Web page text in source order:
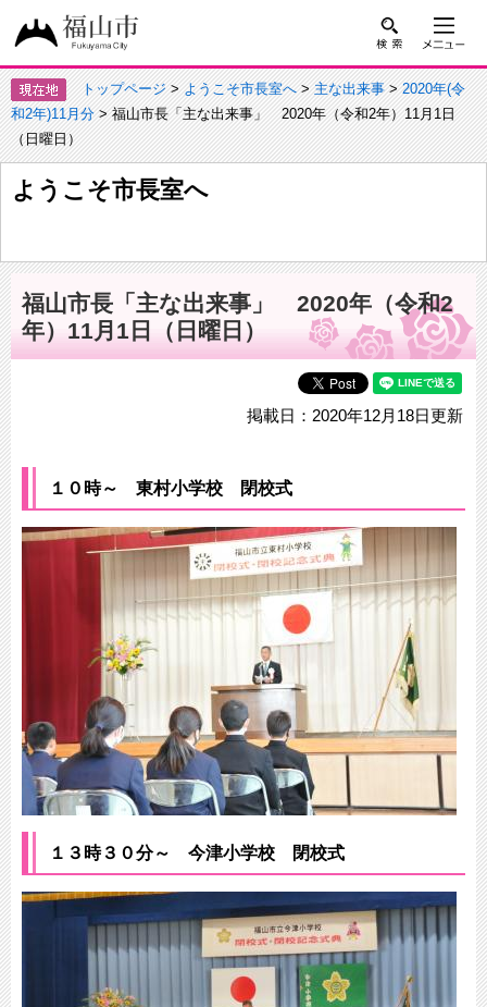
トップページ>ようこそ市長室へ>主な出来事>2020年(令
和2年)11月分> 福山市長「主な出来事」 2020年（令和2年）11月1日
（日曜日）
ようこそ市長室へ
福山市長「主な出来事」 2020年（令和2
年）11月1日（日曜日）
掲載日：2020年12月18日更新
１０時～ 東村小学校 閉校式
１３時３０分～ 今津小学校 閉校式